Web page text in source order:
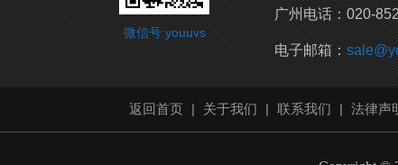
广州电话：020-
电子邮箱：
微信号:youuvs
返回首页 | 关于我们 | 联系我们 | 法律声